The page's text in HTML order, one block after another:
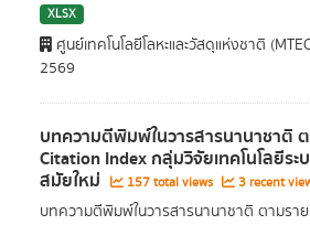
XLSX
ศูนย์เทคโนโลยีโลหะและวัสดุแห่งชาติ
2569
บทความตีพิมพ์ในวารสารนานาชาติ
Citation Index กลุ่มวิจัยเทคโนโลยีระ
สมัยใหม่ 157 total views 3 recent
บทความตีพิมพ์ในวารสารนานาชาติ ตามรา